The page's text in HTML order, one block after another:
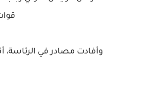
وأفادت مصادر في الرئاسة،